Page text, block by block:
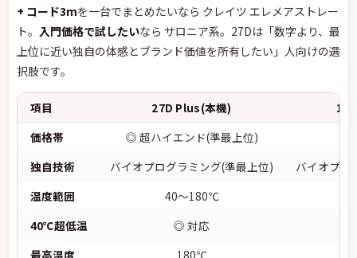
+ コード3mを一台でまとめたいなら クレイツ エレメアストレー
ト。 入門価格で試したいなら サロニア系。27Dは「数字より、最
上位に近い独自の体感とブランド価値を所有したい」人向けの選
択肢です。
項目 27D Plus(本機)
価格帯
◎ 超ハイエンド(準最上位)
独自技術
バイオプログラミング(準最上位)
バイオプロ
温度範囲
40〜180℃
40℃超低温
◎ 対応
最高温度
180℃